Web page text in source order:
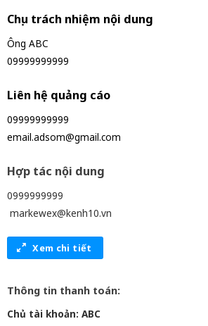
Chịu trách nhiệm nội dung
Ông ABC
09999999999
Liên hệ quảng cáo
09999999999
email.adsom@gmail.com
Hợp tác nội dung
0999999999
markewex@kenh10.vn
Xem chi tiết
Thông tin thanh toán:
Chủ tài khoản: ABC